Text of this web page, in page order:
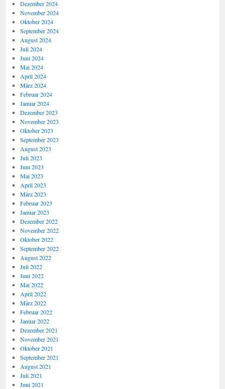
Dezember 2024
November 2024
Oktober 2024
September 2024
August 2024
Juli 2024
Juni 2024
Mai 2024
April 2024
März 2024
Februar 2024
Januar 2024
Dezember 2023
November 2023
Oktober 2023
September 2023
August 2023
Juli 2023
Juni 2023
Mai 2023
April 2023
März 2023
Februar 2023
Januar 2023
Dezember 2022
November 2022
Oktober 2022
September 2022
August 2022
Juli 2022
Juni 2022
Mai 2022
April 2022
März 2022
Februar 2022
Januar 2022
Dezember 2021
November 2021
Oktober 2021
September 2021
August 2021
Juli 2021
Juni 2021